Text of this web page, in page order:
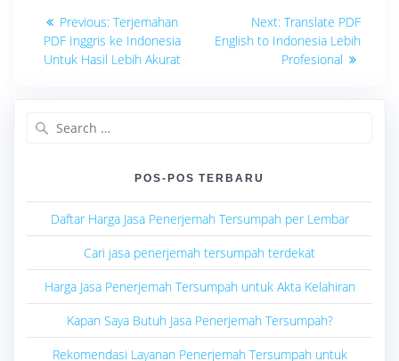
Navigasi
pos
Previous: Previous
post:
Terjemahan
PDF Inggris ke Indonesia
Untuk Hasil Lebih Akurat
Next: Next
post:
Translate PDF
English to Indonesia Lebih
Profesional
POS-POS TERBARU
Daftar Harga Jasa Penerjemah Tersumpah per Lembar
Cari jasa penerjemah tersumpah terdekat
Harga Jasa Penerjemah Tersumpah untuk Akta Kelahiran
Kapan Saya Butuh Jasa Penerjemah Tersumpah?
Rekomendasi Layanan Penerjemah Tersumpah untuk